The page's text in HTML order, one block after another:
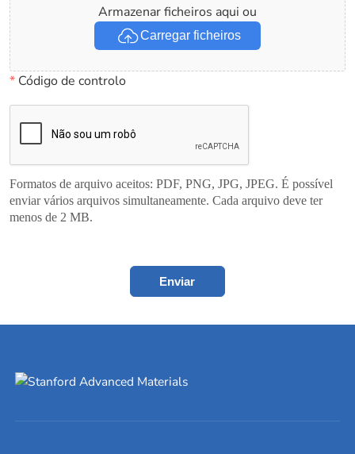
Armazenar ficheiros aqui ou
Carregar ficheiros
*Código de controlo
Formatos de arquivo aceitos: PDF, PNG, JPG, JPEG. É possível
enviar vários arquivos simultaneamente. Cada arquivo deve ter
menos de 2 MB.
Enviar